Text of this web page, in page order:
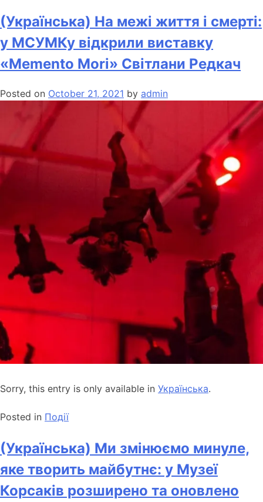
(Українська) На межі життя і смерті:
у МСУМКу відкрили виставку
«Memento Mori» Світлани Редкач
Posted on October 21, 2021 by admin
Sorry, this entry is only available in Українська.
Posted in Події
(Українська) Ми змінюємо минуле,
яке творить майбутнє: у Музеї
Корсаків розширено та оновлено